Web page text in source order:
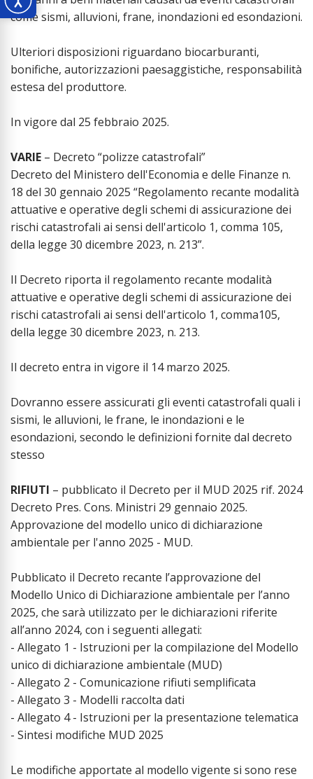
come sismi, alluvioni, frane, inondazioni ed esondazioni.
Ulteriori disposizioni riguardano biocarburanti,
bonifiche, autorizzazioni paesaggistiche, responsabilità
estesa del produttore.
In vigore dal 25 febbraio 2025.
VARIE – Decreto “polizze catastrofali”
Decreto del Ministero dell'Economia e delle Finanze n.
18 del 30 gennaio 2025 “Regolamento recante modalità
attuative e operative degli schemi di assicurazione dei
rischi catastrofali ai sensi dell'articolo 1, comma 105,
della legge 30 dicembre 2023, n. 213”.
Il Decreto riporta il regolamento recante modalità
attuative e operative degli schemi di assicurazione dei
rischi catastrofali ai sensi dell'articolo 1, comma105,
della legge 30 dicembre 2023, n. 213.
Il decreto entra in vigore il 14 marzo 2025.
Dovranno essere assicurati gli eventi catastrofali quali i
sismi, le alluvioni, le frane, le inondazioni e le
esondazioni, secondo le definizioni fornite dal decreto
stesso
RIFIUTI – pubblicato il Decreto per il MUD 2025 rif. 2024
Decreto Pres. Cons. Ministri 29 gennaio 2025.
Approvazione del modello unico di dichiarazione
ambientale per l'anno 2025 - MUD.
Pubblicato il Decreto recante l’approvazione del
Modello Unico di Dichiarazione ambientale per l’anno
2025, che sarà utilizzato per le dichiarazioni riferite
all’anno 2024, con i seguenti allegati:
- Allegato 1 - Istruzioni per la compilazione del Modello
unico di dichiarazione ambientale (MUD)
- Allegato 2 - Comunicazione rifiuti semplificata
- Allegato 3 - Modelli raccolta dati
- Allegato 4 - Istruzioni per la presentazione telematica
- Sintesi modifiche MUD 2025
Le modifiche apportate al modello vigente si sono rese